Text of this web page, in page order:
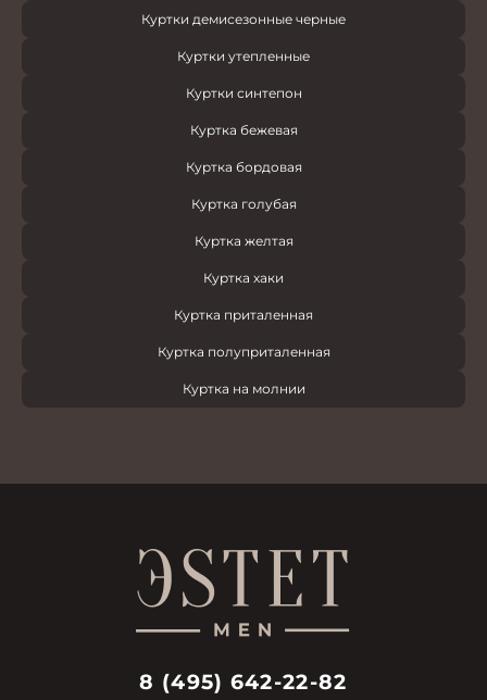
Куртки демисезонные черные
Куртки утепленные
Куртки синтепон
Куртка бежевая
Куртка бордовая
Куртка голубая
Куртка желтая
Куртка хаки
Куртка приталенная
Куртка полуприталенная
Куртка на молнии
8 (495) 642-22-82